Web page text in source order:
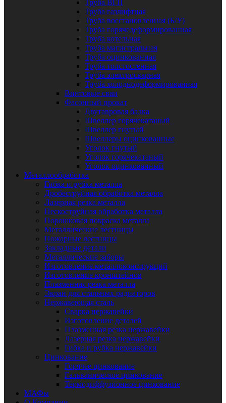
Труба ВГП
Труба газлифтная
Труба восстановленная (Б/У)
Труба горячедеформированная
Труба котельная
Труба магистральная
Труба оцинкованная
Труба толстостенная
Труба электросварная
Труба холоднодеформированная
Винтовые сваи
Фасонный прокат
Двутавровая балка
Швеллер горячекатаный
Швеллер гнутый
Швеллеры оцинкованные
Уголок гнутый
Уголок горячекатаный
Уголок оцинкованный
Металлообработка
Гибка и рубка металла
Дробеструйная обработка металла
Лазерная резка металла
Пескоструйная обработка металла
Порошковая покраска металла
Металлические лестницы
Пожарные лестницы
Закладные детали
Металлические заборы
Изготовление металлоконструкций
Изготовление кронштейнов
Плазменная резка металла
Экран для стальных радиаторов
Нержавеющая сталь
Сварка нержавейки
Изготовление деталей
Плазменная резка нержавейки
Лазерная резка нержавейки
Гибка и рубка нержавейки
Цинкование
Горячее цинкование
Гальваническое цинкование
Термодиффузионное цинкование
МАФы